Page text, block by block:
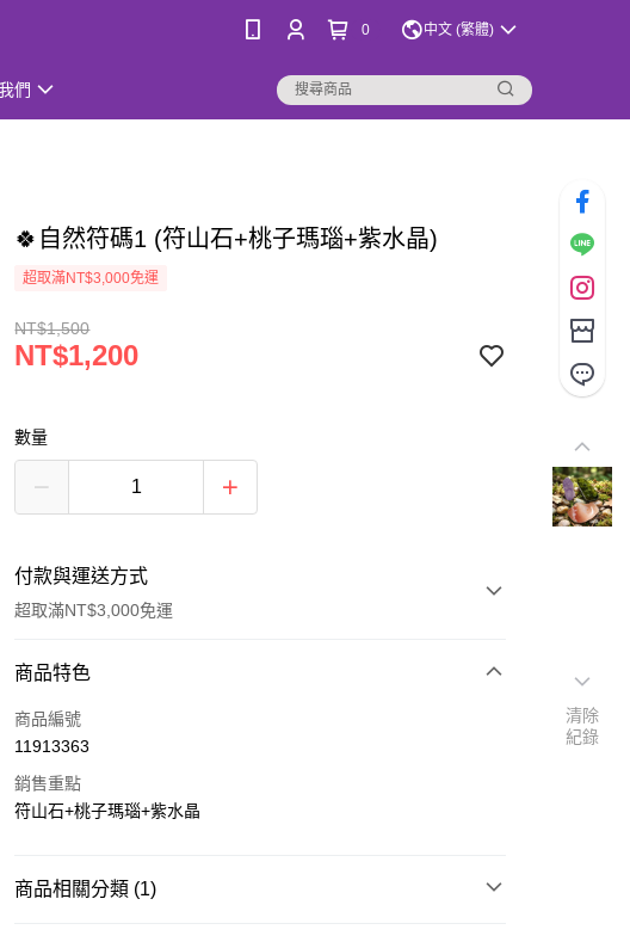
0 中文 (繁體)
們
🍀自然符碼1 (符山石+桃子瑪瑙+紫水晶)
超取滿NT$3,000免運
NT$1,500
NT$1,200
數量
付款與運送方式
超取滿NT$3,000免運
付款方式
信用卡一次付款
LINE Pay
街口支付
商品特色
商品編號
11913363
銷售重點
符山石+桃子瑪瑙+紫水晶
商品相關分類 (1)
清除
紀錄